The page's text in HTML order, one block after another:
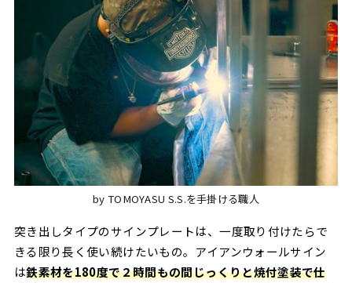
by TOMOYASU S.S.を手掛ける職人
突き出しタイプのサインプレートは、一度取り付けたらで
きる限り長く使い続けたいもの。アイアンウォールサイン
は鉄素材を180度で２時間もの間じっくりと焼付塗装で仕